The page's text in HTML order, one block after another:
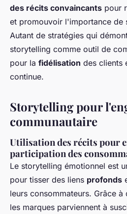
des récits convaincants pour
et promouvoir l'importance de
Autant de stratégies qui
storytelling comme outil de
pour la fidélisation des clients
continue.
Storytelling pour
communautaire
Utilisation des récits pour
participation des
Le storytelling émotionnel est
pour tisser des liens profonds
leurs consommateurs. Grâce
les marques parviennent à